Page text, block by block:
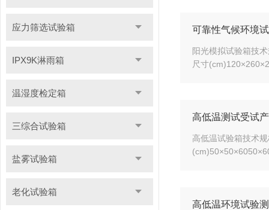
应力筛选试验箱
IPX9K淋雨箱
温湿度检定箱
三综合试验箱
盐雾试验箱
老化试验箱
可靠性气候环境
阳光模拟试验箱技
尺寸
高低温测试受试
高低温试验箱技术
高低温环境试验